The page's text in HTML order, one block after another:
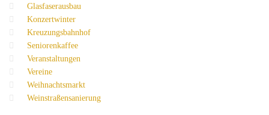
Glasfaserausbau
Konzertwinter
Kreuzungsbahnhof
Seniorenkaffee
Veranstaltungen
Vereine
Weihnachtsmarkt
Weinstraßensanierung